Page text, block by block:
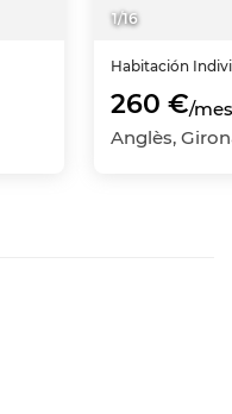
1/16
Habitación
260 €/mes
Anglès,